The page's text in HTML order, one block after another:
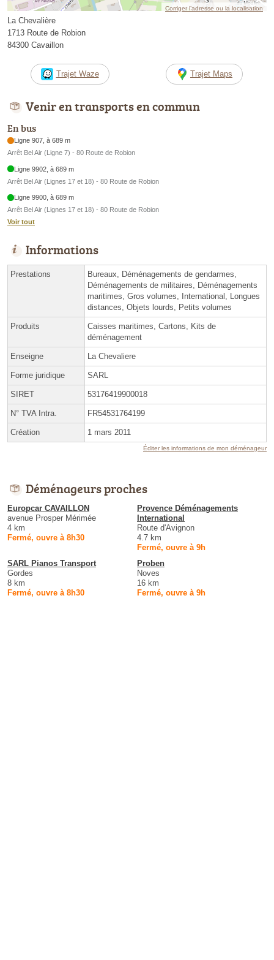
Corriger l’adresse ou la localisation
La Chevalière
1713 Route de Robion
84300 Cavaillon
Trajet Waze Trajet Maps
Venir en transports en commun
En bus
Ligne 907, à 689 m
Arrêt Bel Air (Ligne 7) - 80 Route de Robion
Ligne 9902, à 689 m
Arrêt Bel Air (Lignes 17 et 18) - 80 Route de Robion
Ligne 9900, à 689 m
Arrêt Bel Air (Lignes 17 et 18) - 80 Route de Robion
Voir tout
Informations
Prestations
Bureaux, Déménagements de gendarmes,
Déménagements de militaires, Déménagements
maritimes, Gros volumes, International, Longues
distances, Objets lourds, Petits volumes
Produits
Caisses maritimes, Cartons, Kits de
déménagement
Enseigne La Chevaliere
Forme juridique SARL
SIRET 53176419900018
N° TVA Intra. FR54531764199
Création 1 mars 2011
Éditer les informations de mon déménageur
Déménageurs proches
Europcar CAVAILLON
avenue Prosper Mérimée
4 km
Fermé, ouvre à 8h30
Provence Déménagements
International
Route d'Avignon
4.7 km
Fermé, ouvre à 9h
SARL Pianos Transport
Gordes
8 km
Fermé, ouvre à 8h30
Proben
Noves
16 km
Fermé, ouvre à 9h